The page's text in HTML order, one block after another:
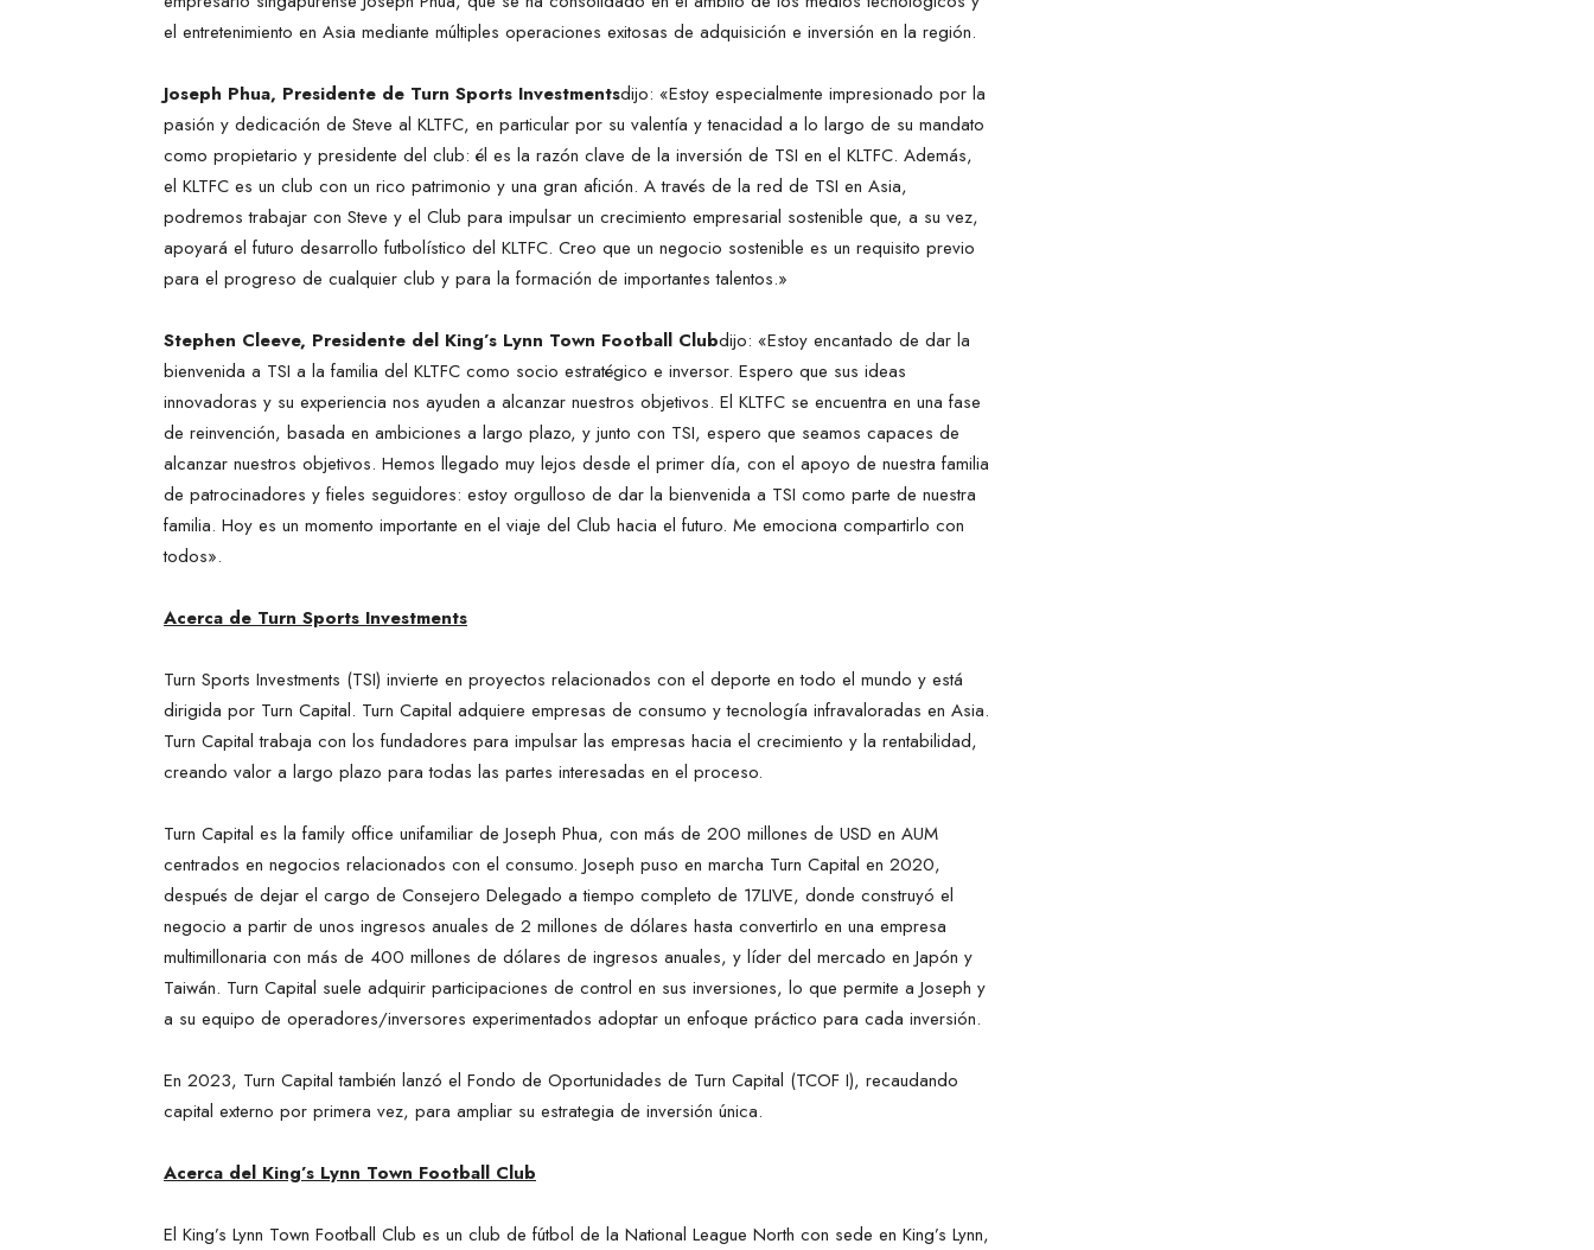
el entretenimiento en Asia mediante múltiples operaciones exitosas de adquisición e inversión en la región.
Joseph Phua, Presidente de Turn Sports Investmentsdijo: «Estoy especialmente impresionado por la
pasión y dedicación de Steve al KLTFC, en particular por su valentía y tenacidad a lo largo de su mandato
como propietario y presidente del club: él es la razón clave de la inversión de TSI en el KLTFC. Además,
el KLTFC es un club con un rico patrimonio y una gran afición. A través de la red de TSI en Asia,
podremos trabajar con Steve y el Club para impulsar un crecimiento empresarial sostenible que, a su vez,
apoyará el futuro desarrollo futbolístico del KLTFC. Creo que un negocio sostenible es un requisito previo
para el progreso de cualquier club y para la formación de importantes talentos.»
Stephen Cleeve, Presidente del King’s Lynn Town Football Clubdijo: «Estoy encantado de dar la
bienvenida a TSI a la familia del KLTFC como socio estratégico e inversor. Espero que sus ideas
innovadoras y su experiencia nos ayuden a alcanzar nuestros objetivos. El KLTFC se encuentra en una fase
de reinvención, basada en ambiciones a largo plazo, y junto con TSI, espero que seamos capaces de
alcanzar nuestros objetivos. Hemos llegado muy lejos desde el primer día, con el apoyo de nuestra familia
de patrocinadores y fieles seguidores: estoy orgulloso de dar la bienvenida a TSI como parte de nuestra
familia. Hoy es un momento importante en el viaje del Club hacia el futuro. Me emociona compartirlo con
todos».
Acerca de Turn Sports Investments
Turn Sports Investments (TSI) invierte en proyectos relacionados con el deporte en todo el mundo y está
dirigida por Turn Capital. Turn Capital adquiere empresas de consumo y tecnología infravaloradas en Asia.
Turn Capital trabaja con los fundadores para impulsar las empresas hacia el crecimiento y la rentabilidad,
creando valor a largo plazo para todas las partes interesadas en el proceso.
Turn Capital es la family office unifamiliar de Joseph Phua, con más de 200 millones de USD en AUM
centrados en negocios relacionados con el consumo. Joseph puso en marcha Turn Capital en 2020,
después de dejar el cargo de Consejero Delegado a tiempo completo de 17LIVE, donde construyó el
negocio a partir de unos ingresos anuales de 2 millones de dólares hasta convertirlo en una empresa
multimillonaria con más de 400 millones de dólares de ingresos anuales, y líder del mercado en Japón y
Taiwán. Turn Capital suele adquirir participaciones de control en sus inversiones, lo que permite a Joseph y
a su equipo de operadores/inversores experimentados adoptar un enfoque práctico para cada inversión.
En 2023, Turn Capital también lanzó el Fondo de Oportunidades de Turn Capital (TCOF I), recaudando
capital externo por primera vez, para ampliar su estrategia de inversión única.
Acerca del King’s Lynn Town Football Club
El King’s Lynn Town Football Club es un club de fútbol de la National League North con sede en King’s Lynn,